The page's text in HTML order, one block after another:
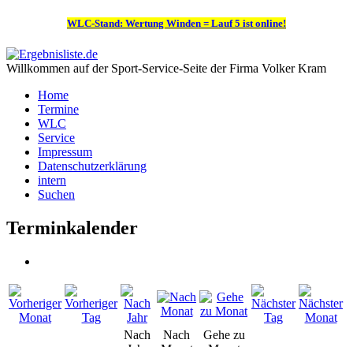
WLC-Stand: Wertung Winden = Lauf 5 ist online!
Willkommen auf der Sport-Service-Seite der Firma Volker Kram
Home
Termine
WLC
Service
Impressum
Datenschutzerklärung
intern
Suchen
Terminkalender
Nach
Nach
Gehe zu